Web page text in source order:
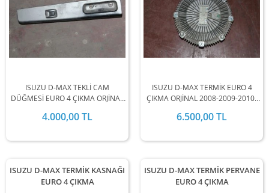
ISUZU D-MAX TEKLİ CAM
DÜĞMESİ EURO 4 ÇIKMA ORJİNAL
MODEL ARALIĞINDA
4.000,00 TL
ISUZU D-MAX TERMİK EURO 4
ÇIKMA ORJİNAL 2008-2009-2010-
STOKLARIMIZDA MEVCUTTUR.
6.500,00 TL
ISUZU D-MAX TERMİK KASNAĞI
EURO 4 ÇIKMA
ISUZU D-MAX TERMİK PERVANE
EURO 4 ÇIKMA